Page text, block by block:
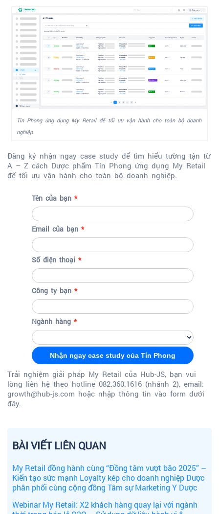
Tín Phong ứng dụng My Retail để tối ưu vận hành cho toàn bộ doanh
nghiệp
Đăng ký nhận ngay case study để tìm hiểu tường tận từ
A – Z cách Dược phẩm Tín Phong ứng dụng My Retail
để tối ưu vận hành cho toàn bộ doanh nghiệp.
Tên của bạn
Email của bạn
Số điện thoại
Công ty bạn
Ngành hàng
Nhận ngay case study của Tín Phong
Trải nghiệm giải pháp My Retail của Hub-JS, bạn vui
lòng liên hệ theo hotline 082.360.1616 (nhánh 2), email:
growth@hub-js.com hoặc nhập thông tin vào form dưới
đây.
BÀI VIẾT LIÊN QUAN
My Retail đồng hành cùng “Đồng tâm vượt bão 2025” –
Kiến tạo sức mạnh Loyalty kép cho doanh nghiệp Dược
phân phối cùng cộng đồng Tâm sự Marketing Y Dược
Webinar My Retail: X2 khách hàng quay lại với ngành